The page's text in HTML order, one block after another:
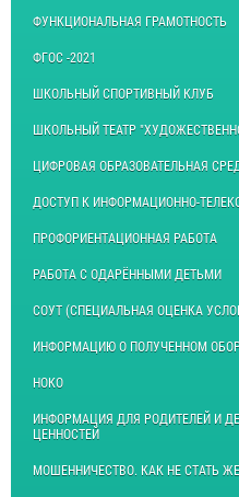
ФУНКЦИОНАЛЬНАЯ ГРАМОТНОСТЬ
ФГОС -2021
ШКОЛЬНЫЙ СПОРТИВНЫЙ КЛУБ
ШКОЛЬНЫЙ ТЕАТР
ЦИФРОВАЯ ОБРАЗОВАТЕЛЬНАЯ
ДОСТУП К ИНФОРМАЦИОННО-
ПРОФОРИЕНТАЦИОННАЯ РАБОТА
РАБОТА С ОДАРЁННЫМИ ДЕТЬМИ
СОУТ (СПЕЦИАЛЬНАЯ ОЦЕНКА
ИНФОРМАЦИЮ О ПОЛУЧЕННОМ
НОКО
ИНФОРМАЦИЯ ДЛЯ РОДИТЕЛЕЙ И
ЦЕННОСТЕЙ
МОШЕННИЧЕСТВО. КАК НЕ СТАТЬ